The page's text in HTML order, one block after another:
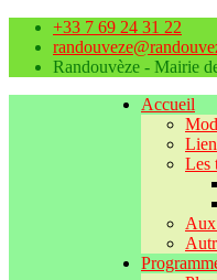
+33 7 69 24 31 22
Randouvèze - Mairie
Accueil
Les
Aux